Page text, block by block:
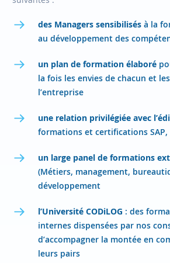
des Managers sensibilisés à la
au développement des
un plan de formation élaboré
la fois les envies de chacun et
l’entreprise
une relation privilégiée avec
formations et certifications SAP,
un large panel de formations
(Métiers, management,
développement
l’Université CODiLOG : des
internes dispensées par nos
d’accompagner la montée en
leurs pairs